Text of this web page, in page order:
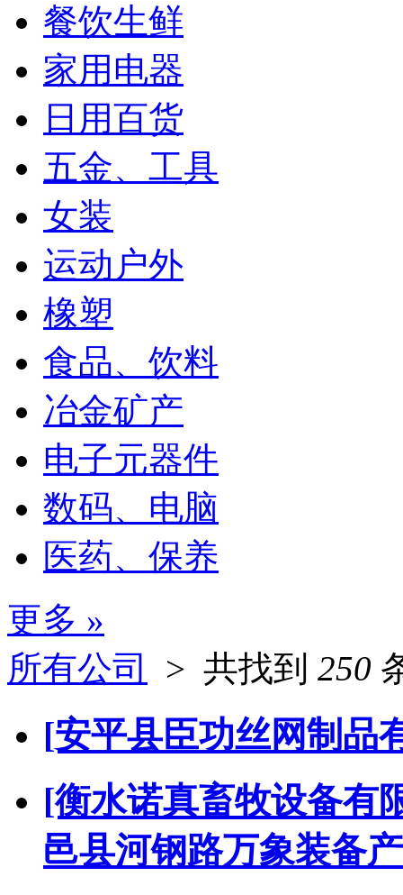
餐饮生鲜
家用电器
日用百货
五金、工具
女装
运动户外
橡塑
食品、饮料
冶金矿产
电子元器件
数码、电脑
医药、保养
更多 »
所有公司
> 共找到 250
[安平县臣功丝网制品
[衡水诺真畜牧设备有
邑县河钢路万象装备